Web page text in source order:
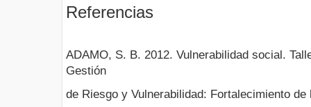
Referencias
ADAMO, S. B. 2012. Vulnerabilidad social.
Gestión
de Riesgo y Vulnerabilidad: Fortalecimiento